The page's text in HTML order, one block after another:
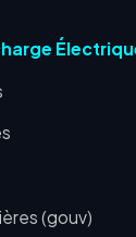
(gouv)